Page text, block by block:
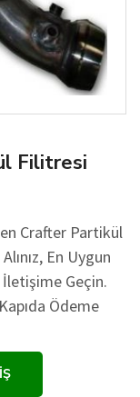
Filitresi
Crafter Partikül
En Uygun
Geçin.
Ödeme